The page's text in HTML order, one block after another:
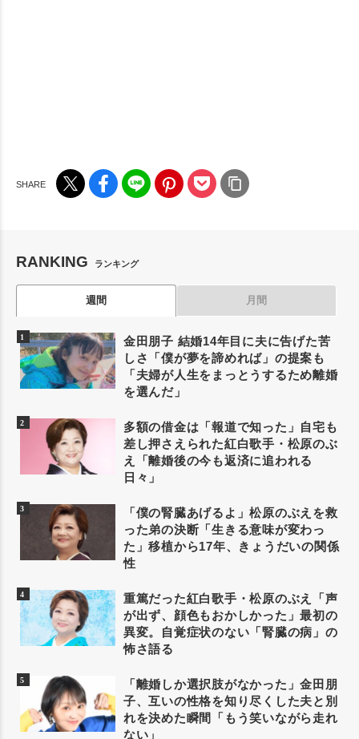
RANKING ランキング
週間 月間
金田朋子 結婚14年目に夫に告げた苦
しさ「僕が夢を諦めれば」の提案も
「夫婦が人生をまっとうするため離婚
を選んだ」
多額の借金は「報道で知った」自宅も
差し押さえられた紅白歌手・松原のぶ
え「離婚後の今も返済に追われる
日々」
「僕の腎臓あげるよ」松原のぶえを救
った弟の決断「生きる意味が変わっ
た」移植から17年、きょうだいの関係
性
重篤だった紅白歌手・松原のぶえ「声
が出ず、顔色もおかしかった」最初の
異変。自覚症状のない「腎臓の病」の
怖さ語る
「離婚しか選択肢がなかった」金田朋
子、互いの性格を知り尽くした夫と別
れを決めた瞬間「もう笑いながら走れ
ない」